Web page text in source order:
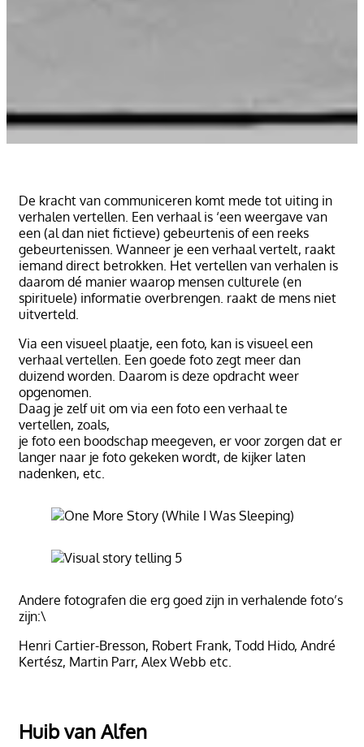
De kracht van communiceren komt mede tot uiting in
verhalen vertellen. Een verhaal is ‘een weergave van
een (al dan niet fictieve) gebeurtenis of een reeks
gebeurtenissen. Wanneer je een verhaal vertelt, raakt
iemand direct betrokken. Het vertellen van verhalen is
daarom dé manier waarop mensen culturele (en
spirituele) informatie overbrengen. raakt de mens niet
uitverteld.
Via een visueel plaatje, een foto, kan is visueel een
verhaal vertellen. Een goede foto zegt meer dan
duizend worden. Daarom is deze opdracht weer
opgenomen.
Daag je zelf uit om via een foto een verhaal te
vertellen, zoals,
je foto een boodschap meegeven, er voor zorgen dat er
langer naar je foto gekeken wordt, de kijker laten
nadenken, etc.
Andere fotografen die erg goed zijn in verhalende foto’s
zijn:\
Henri Cartier-Bresson, Robert Frank, Todd Hido, André
Kertész, Martin Parr, Alex Webb etc.
Huib van Alfen